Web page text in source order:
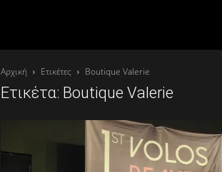
Αρχική Ετικέτες Boutique Valerie
Ετικέτα: Boutique Valerie